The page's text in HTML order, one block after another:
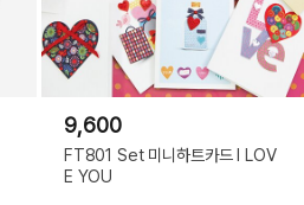
9,600
FT801 Set 미니하트카드 I LOV
E YOU